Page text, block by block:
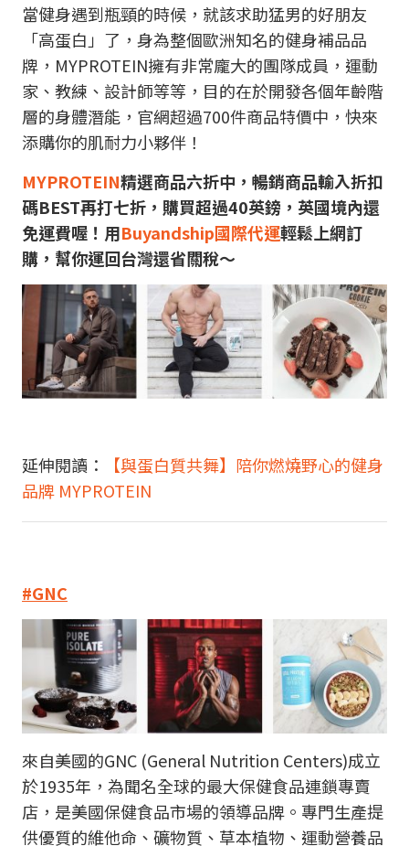
當健身遇到瓶頸的時候，就該求助猛男的好朋友
「高蛋白」了，身為整個歐洲知名的健身補品品
牌，MYPROTEIN擁有非常龐大的團隊成員，運動
家、教練、設計師等等，目的在於開發各個年齡階
層的身體潛能，官網超過700件商品特價中，快來
添購你的肌耐力小夥伴！
MYPROTEIN精選商品六折中，暢銷商品輸入折扣
碼BEST再打七折，購買超過40英鎊，英國境內還
免運費喔！用Buyandship國際代運輕鬆上網訂
購，幫你運回台灣還省關稅～
延伸閱讀：
【與蛋白質共舞】陪你燃燒野心的健身
品牌 MYPROTEIN
#GNC
來自美國的GNC (General Nutrition Centers)成立
於1935年，為聞名全球的最大保健食品連鎖專賣
店，是美國保健食品市場的領導品牌。專門生產提
供優質的維他命、礦物質、草本植物、運動營養品